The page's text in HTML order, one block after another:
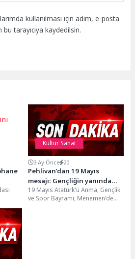
kullanılması için adım, e-posta
tarayıcıya kaydedilsin.
Kültür Sanat
3 Ay Önce 20
Pehlivan’dan 19 Mayıs
mesajı: Gençliğin yanında
olmak, geleceğe sahip
çıkmaktır
19 Mayıs Atatürk'ü Anma, Gençlik
ve Spor Bayramı, Menemen'de